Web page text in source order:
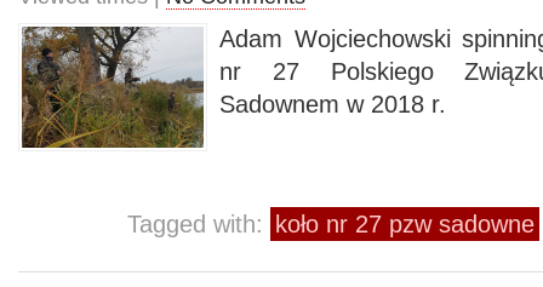
Adam Wojciechowski
nr 27 Polskiego
Sadownem w 2018 r.
Tagged with: koło nr 27 pzw sadowne